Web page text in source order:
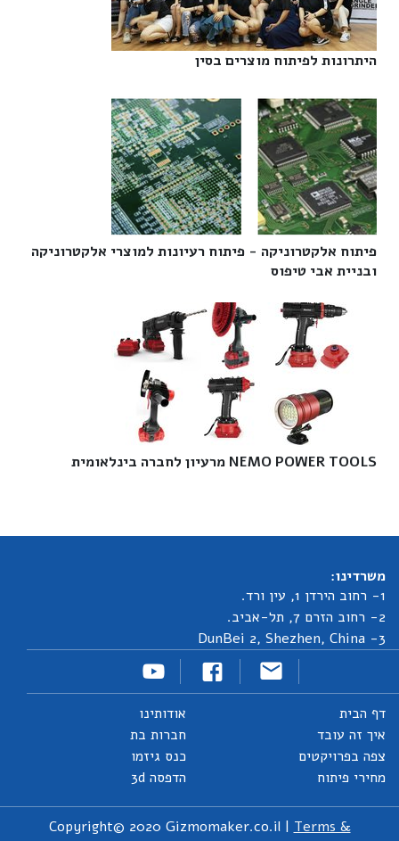
היתרונות לפיתוח מוצרים בסין‎
פיתוח אלקטרוניקה - פיתוח רעיונות למוצרי אלקטרוניקה
ובניית אבי טיפוס‎
NEMO POWER TOOLS מרעיון לחברה בינלאומית‎
משרדינו:
1- רחוב הירדן 1, עין ורד.
2- רחוב הזרם 7, תל-אביב.
3- DunBei 2, Shezhen, China
דף הבית
איך זה עובד
צפה בפרויקטים
מחירי פיתוח
אודותינו
חברות בת
כנס גיזמו
הדפסה 3d
Copyright© 2020 Gizmomaker.co.il | Terms &